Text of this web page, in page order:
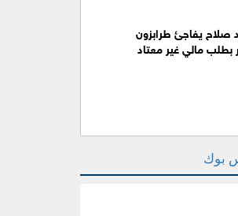
صلاح يفاجئ طرابزون
بطلب مالي غير معتاد
بوك